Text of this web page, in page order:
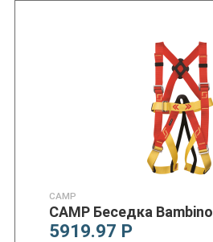
CAMP
CAMP Беседка Bambino
5919.97 Р